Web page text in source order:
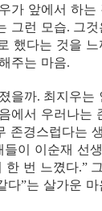
가 앞에서 하는
그런 모습. 그
했다는 것을
주는 마음.
을까. 최지우는
에서 우러나는
존경스럽다는
들이 이순재 선
한 번 느꼈다.”
다”는 살가운